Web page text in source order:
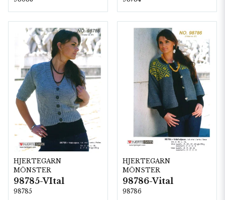
HJERTEGARN
MÖNSTER
98785-VItal
98785
HJERTEGARN
MÖNSTER
98786-Vital
98786